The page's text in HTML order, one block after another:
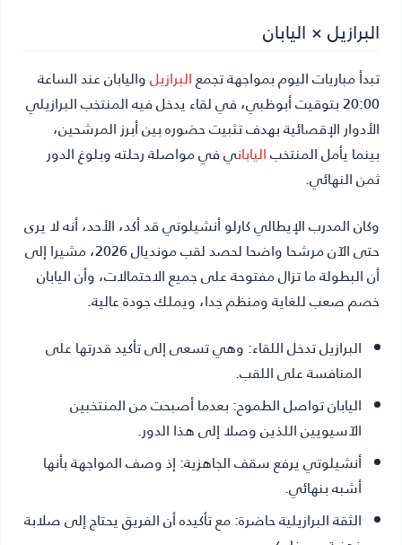
البرازيل × اليابان
تبدأ مباريات اليوم بمواجهة تجمعالبرازيلواليابان عند الساعة
20:00 بتوقيت أبوظبي، في لقاء يدخل فيه المنتخب البرازيلي
الأدوار الإقصائية بهدف تثبيت حضوره بين أبرز المرشحين،
بينما يأمل المنتخبالياباني في مواصلة رحلته وبلوغ الدور
ثمن النهائي.
وكان المدرب الإيطالي كارلو أنشيلوتي قد أكد، الأحد، أنه لا يرى
حتى الآن مرشحا واضحا لحصد لقب مونديال 2026، مشيرا إلى
أن البطولة ما تزال مفتوحة على جميع الاحتمالات، وأن اليابان
خصم صعب للغاية ومنظم جدا، ويملك جودة عالية.
البرازيل تدخل اللقاء:وهي تسعى إلى تأكيد قدرتها على
المنافسة على اللقب.
اليابان تواصل الطموح:بعدما أصبحت من المنتخبين
الآسيويين اللذين وصلا إلى هذا الدور.
أنشيلوتي يرفع سقف الجاهزية:إذ وصف المواجهة بأنها
أشبه بنهائي.
الثقة البرازيلية حاضرة:مع تأكيده أن الفريق يحتاج إلى صلابة